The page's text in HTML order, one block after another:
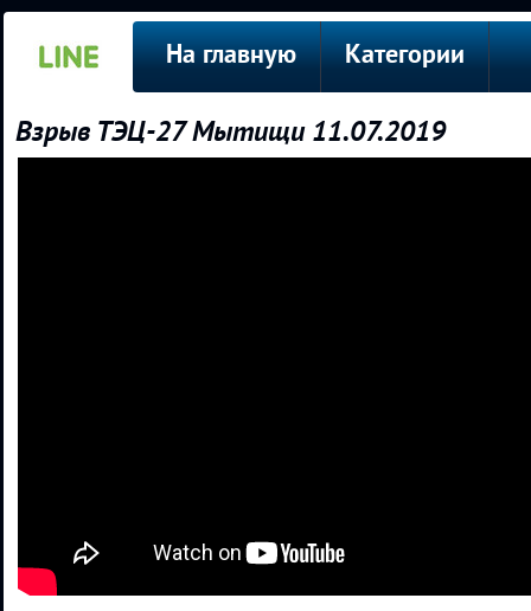
На главную Категории
Взрыв ТЭЦ-27 Мытищи 11.07.2019